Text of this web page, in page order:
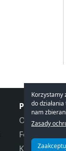
Korzystamy
do
nam
Zasady
Opinie
Forum
Kontakt